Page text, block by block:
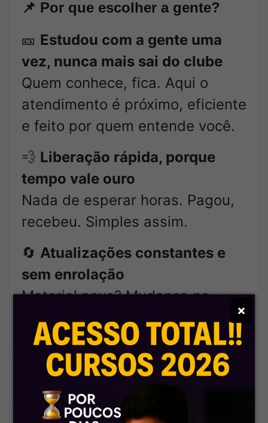
📌 Por que escolher a gente?
🎫 Estudou com a gente uma
vez, nunca mais sai do clube
Quem conhece, fica. Aqui o
atendimento é próximo, eficiente
e feito por quem entende você.
💨 Liberação rápida, porque
tempo vale ouro
Nada de esperar horas. Pagou,
recebeu. Simples assim.
🔄 Atualizações constantes e
sem enrolação
Material novo? Mudança no
edital? A gente já tá em cima,
atualizando tudo pra você.
Conteúdo completo e bem
organizado
Tudo no lugar certo, com acesso
×